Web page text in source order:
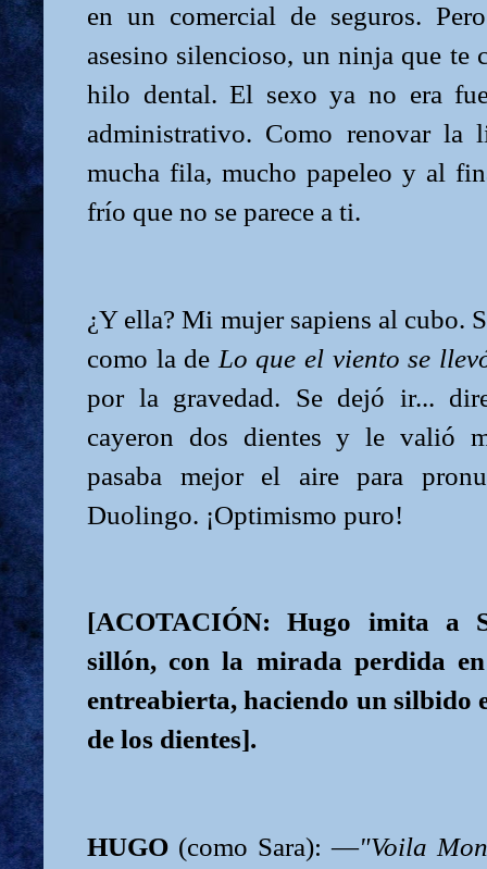
en un comercial de seguros.
asesino silencioso, un ninja que te
hilo dental. El sexo ya no era
administrativo. Como renovar la
mucha fila, mucho papeleo y al
frío que no se parece a ti.
¿Y ella? Mi mujer sapiens al cubo.
como la de Lo que el viento se
por la gravedad. Se dejó ir...
cayeron dos dientes y le valió
pasaba mejor el aire para
Duolingo. ¡Optimismo puro!
[ACOTACIÓN: Hugo imita a
sillón, con la mirada perdida
entreabierta, haciendo un silbido
de los dientes].
HUGO (como Sara): —"Voila